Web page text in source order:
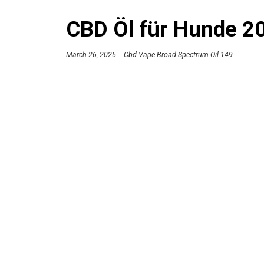
CBD Öl für Hunde
March 26, 2025 Cbd Vape Broad Spectrum Oil 149